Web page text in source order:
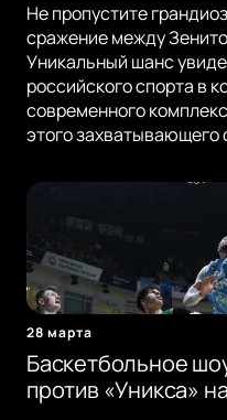
Не пропустите
сражение между
Уникальный шанс
российского спорта в
современного
этого захватывающего
28 марта
Баскетбольное
против «Уникса»